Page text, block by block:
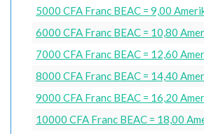
5000 CFA Franc BEAC = 9,00
6000 CFA Franc BEAC = 10,80
7000 CFA Franc BEAC = 12,60
8000 CFA Franc BEAC = 14,40
9000 CFA Franc BEAC = 16,20
10000 CFA Franc BEAC = 18,00